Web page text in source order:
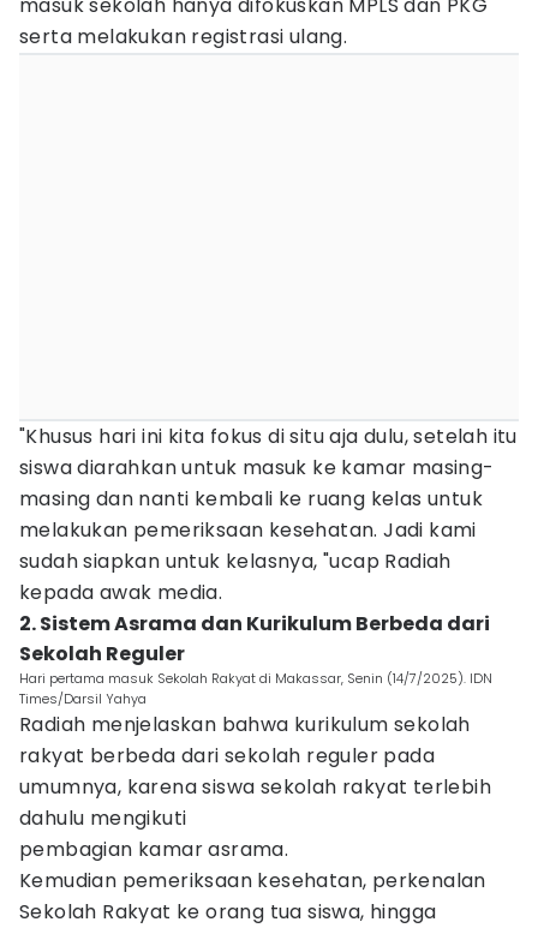
serta melakukan registrasi ulang.
"Khusus hari ini kita fokus di situ aja dulu, setelah itu
siswa diarahkan untuk masuk ke kamar masing-
masing dan nanti kembali ke ruang kelas untuk
melakukan pemeriksaan kesehatan. Jadi kami
sudah siapkan untuk kelasnya, "ucap Radiah
kepada awak media.
2. Sistem Asrama dan Kurikulum Berbeda dari
Sekolah Reguler
Hari pertama masuk Sekolah Rakyat di Makassar, Senin (14/7/2025). IDN
Times/Darsil Yahya
Radiah menjelaskan bahwa kurikulum sekolah
rakyat berbeda dari sekolah reguler pada
umumnya, karena siswa sekolah rakyat terlebih
dahulu mengikuti
pembagian kamar asrama.
Kemudian pemeriksaan kesehatan, perkenalan
Sekolah Rakyat ke orang tua siswa, hingga